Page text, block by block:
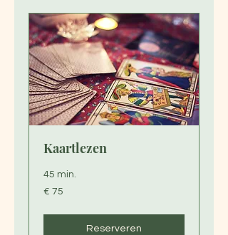
Kaartlezen
45 min.
75
euro
€ 75
Reserveren